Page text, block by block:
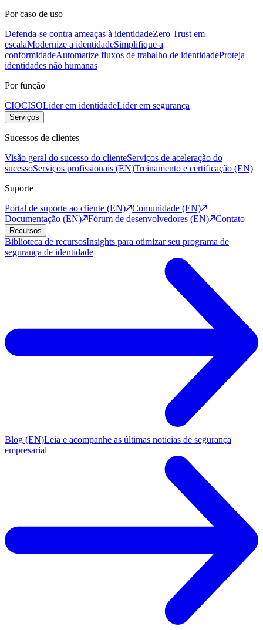
Por caso de uso
Defenda-se contra ameaças à identidadeZero Trust em
escalaModernize a identidadeSimplifique a
conformidadeAutomatize fluxos de trabalho de identidadeProteja
identidades não humanas
Por função
CIOCISOLíder em identidadeLíder em segurança
Serviços
Sucessos de clientes
Visão geral do sucesso do clienteServiços de aceleração do
sucessoServiços profissionais (EN)Treinamento e certificação (EN)
Suporte
Portal de suporte ao cliente (EN)
Comunidade (EN)
Documentação (EN)
Fórum de desenvolvedores (EN) Contato
Recursos
Biblioteca de recursosInsights para otimizar seu programa de
segurança de identidade
Blog (EN)Leia e acompanhe as últimas notícias de segurança
empresarial